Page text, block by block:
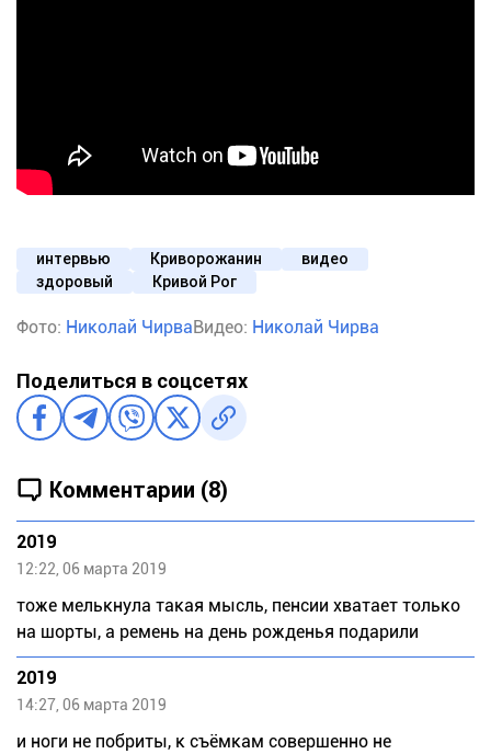
интервью Криворожанин
видео
здоровый
Кривой Рог
Фото: Николай ЧирваВидео: Николай Чирва
Поделиться в соцсетях
Комментарии (8)
2019
12:22, 06 марта 2019
тоже мелькнула такая мысль, пенсии хватает только
на шорты, а ремень на день рожденья подарили
2019
14:27, 06 марта 2019
и ноги не побриты, к съёмкам совершенно не